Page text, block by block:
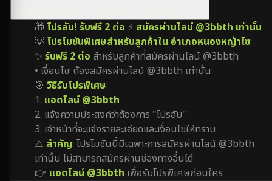
🎁 โปรลับ! รับฟรี 2 ต่อ ⚡ สมัครผ่านไลน์ @3bbth เท่านั้น
💡 โปรโมชันพิเศษสำหรับลูกค้าใน อำเภอหนองหญ้าไซ:
✨ รับฟรี 2 ต่อ สำหรับลูกค้าที่สมัครผ่านไลน์ @3bbth
• เงื่อนไข: ต้องสมัครผ่านไลน์ @3bbth เท่านั้น
🎯 วิธีรับโปรพิเศษ:
1. แอดไลน์ @3bbth
2. แจ้งความประสงค์ว่าต้องการ "โปรลับ"
3. เจ้าหน้าที่จะแจ้งรายละเอียดและเงื่อนไขให้ทราบ
⚠️ สำคัญ: โปรโมชันนี้มีเฉพาะการสมัครผ่านไลน์ @3bbth
เท่านั้น ไม่สามารถสมัครผ่านช่องทางอื่นได้
👉 แอดไลน์ @3bbth เพื่อรับโปรพิเศษก่อนใคร